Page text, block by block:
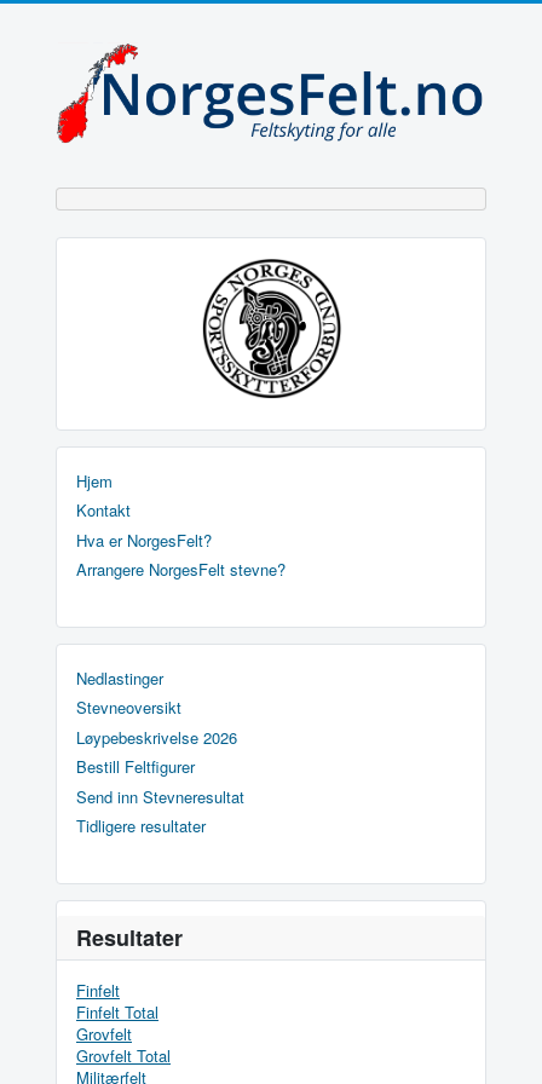
Hjem
Kontakt
Hva er NorgesFelt?
Arrangere NorgesFelt stevne?
Nedlastinger
Stevneoversikt
Løypebeskrivelse 2026
Bestill Feltfigurer
Send inn Stevneresultat
Tidligere resultater
Resultater
Finfelt
Finfelt Total
Grovfelt
Grovfelt Total
Militærfelt